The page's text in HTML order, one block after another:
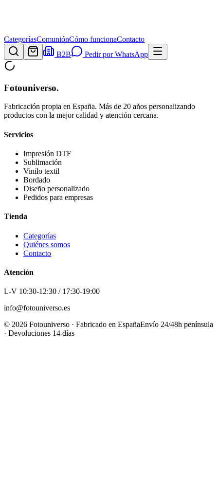
CategoríasComuniónCómo funcionaContacto
B2B
Pedir por WhatsApp
Fotouniverso.
Fabricación propia en España. Más de 20 años personalizando
productos con la mejor calidad y atención cercana.
Servicios
Impresión DTF
Sublimación
Vinilo textil
Bordado
Diseño personalizado
Pedidos para empresas
Tienda
Categorías
Quiénes somos
Contacto
Atención
L-V 10:30-12:30 / 17:30-19:00
info@fotouniverso.es
© 2026 Fotouniverso · Fabricado en EspañaEnvío 24/48h península
· Devoluciones 14 días